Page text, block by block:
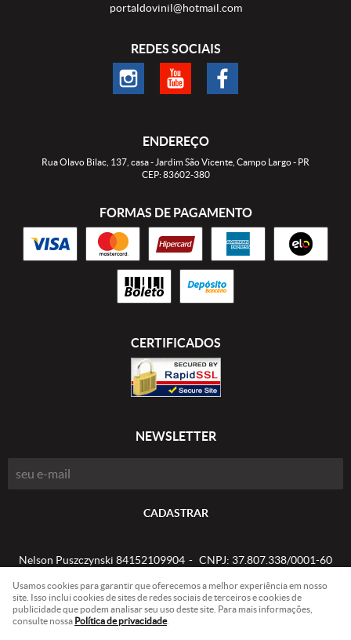
portaldovinil@hotmail.com
REDES SOCIAIS
ENDEREÇO
Rua Olavo Bilac, 137, casa- Jardim São Vicente, Campo Largo- PR
CEP: 83602-380
FORMAS DE PAGAMENTO
CERTIFICADOS
NEWSLETTER
CADASTRAR
Nelson Puszczynski 84152109904 CNPJ: 37.807.338/0001-60
LOJA VIRTUAL CRIADA POR
Usamos cookies para garantir que oferecemos a melhor experiência em nosso
site. Isso inclui cookies de sites de redes sociais de terceiros e cookies de
publicidade que podem analisar seu uso deste site. Para mais informações,
consulte nossa Política de privacidade.